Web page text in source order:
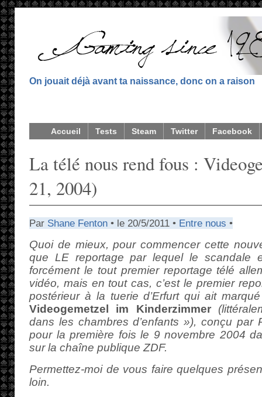
On jouait déjà avant ta naissance, donc on a raison
Accueil Tests Steam Twitter Facebook
La télé nous rend fous :
21, 2004)
Par Shane Fenton • le 20/5/2011 • Entre nous •
Quoi de mieux, pour commencer cette
que LE reportage par lequel le scandale
forcément le tout premier reportage télé
vidéo, mais en tout cas, c’est le premier
postérieur à la tuerie d’Erfurt qui ait
Videogemetzel im Kinderzimmer
dans les chambres d’enfants »), conçu par
pour la première fois le 9 novembre 2004
sur la chaîne publique ZDF.
Permettez-moi de vous faire quelques
loin.